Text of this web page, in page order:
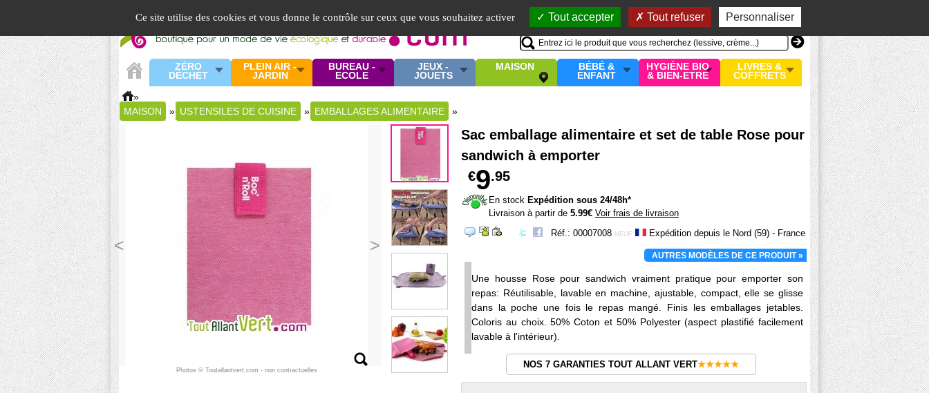
Ce site utilise des cookies et vous donne le contrôle sur ceux que vous souhaitez activer Tout accepter Tout refuser Personnaliser
Mon compte
MON PANIER
0 article
ZÉRO
DÉCHET
PLEIN AIR -
JARDIN
BUREAU -
ECOLE
JEUX -
JOUETS
MAISON
BÉBÉ &
ENFANT
HYGIÈNE BIO
& BIEN-ETRE
LIVRES &
COFFRETS
»
MAISON
» USTENSILES DE CUISINE » EMBALLAGES ALIMENTAIRE »
>
<
Photos © Toutallantvert.com - non contractuelles
Sac emballage alimentaire et set de table Rose pour
sandwich à emporter
€9.95
En stock Expédition sous 24/48h*
Livraison à partir de 5.99€ Voir frais de livraison
Réf.: 00007008 NEUF Expédition depuis le Nord (59) - France
AUTRES MODÈLES DE CE PRODUIT »
Une housse Rose pour sandwich vraiment pratique pour emporter son
repas: Réutilisable, lavable en machine, ajustable, compact, elle se glisse
dans la poche une fois le repas mangé. Finis les emballages jetables.
Coloris au choix. 50% Coton et 50% Polyester (aspect plastifié facilement
lavable à l'intérieur).
NOS 7 GARANTIES TOUT ALLANT VERT★★★★★